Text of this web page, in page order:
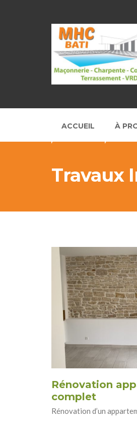
ACCUEIL À
Travaux
Rénovation
complet
Rénovation d’un